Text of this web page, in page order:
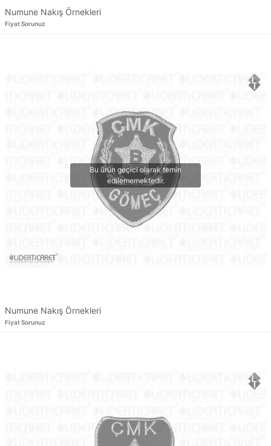
Numune Nakış Örnekleri
Fiyat Sorunuz
Numune Nakış Örnekleri
Fiyat Sorunuz